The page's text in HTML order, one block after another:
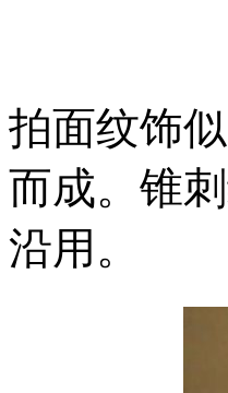
拍面纹饰
而成。锥
沿用。